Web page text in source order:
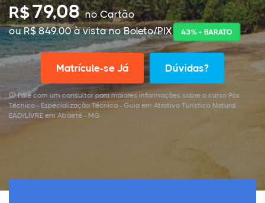
R$79,08no Cartão
ou R$ 849,00 à vista no Boleto/PIX
43% + BARATO
Matrícule-se Já Dúvidas?
Fale com um consultor para maiores informações sobre o curso Pós
Técnico - Especialização Técnica - Guia em Atrativo Turístico Natural
EAD/LIVRE em Abaeté - MG.